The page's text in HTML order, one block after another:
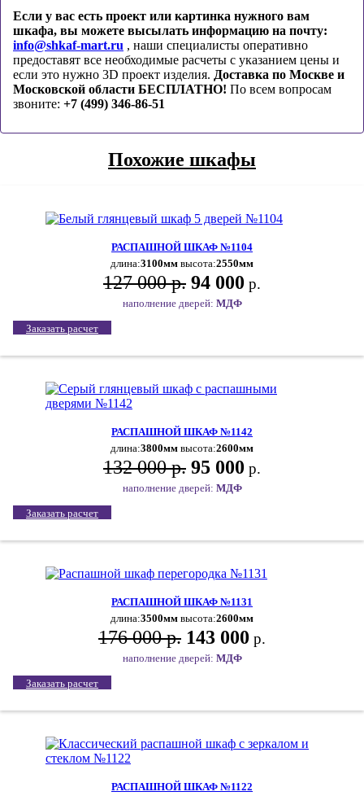
Если у вас есть проект или картинка нужного вам
шкафа, вы можете высылать информацию на почту:
info@shkaf-mart.ru , наши специалисты оперативно
предоставят все необходимые расчеты с указанием цены и
если это нужно 3D проект изделия. Доставка по Москве и
Московской области БЕСПЛАТНО! По всем вопросам
звоните: +7 (499) 346-86-51
Похожие шкафы
РАСПАШНОЙ ШКАФ №1104
длина:3100мм высота:2550мм
127 000 р. 94 000 р.
наполнение дверей: МДФ
Заказать расчет
РАСПАШНОЙ ШКАФ №1142
длина:3800мм высота:2600мм
132 000 р. 95 000 р.
наполнение дверей: МДФ
Заказать расчет
РАСПАШНОЙ ШКАФ №1131
длина:3500мм высота:2600мм
176 000 р. 143 000 р.
наполнение дверей: МДФ
Заказать расчет
РАСПАШНОЙ ШКАФ №1122